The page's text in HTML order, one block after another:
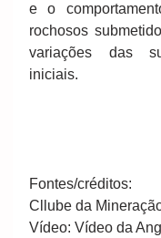
e o
rochosos
variações das
iniciais.
Fontes/créditos:
Cllube da
Vídeo: Vídeo da